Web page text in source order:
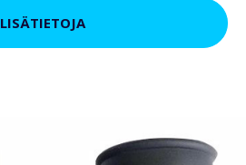
LISÄTIETOJA